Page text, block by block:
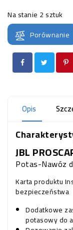
Na stanie 2 sztuk
Porównanie
Opis
JBL
Potas-Nawóz
Karta produktu
bezpieczeństwa
Dodatkowe
potasowy do